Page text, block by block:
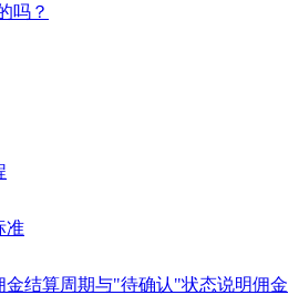
吗？
准
金结算周期与"待确认"状态说明佣金